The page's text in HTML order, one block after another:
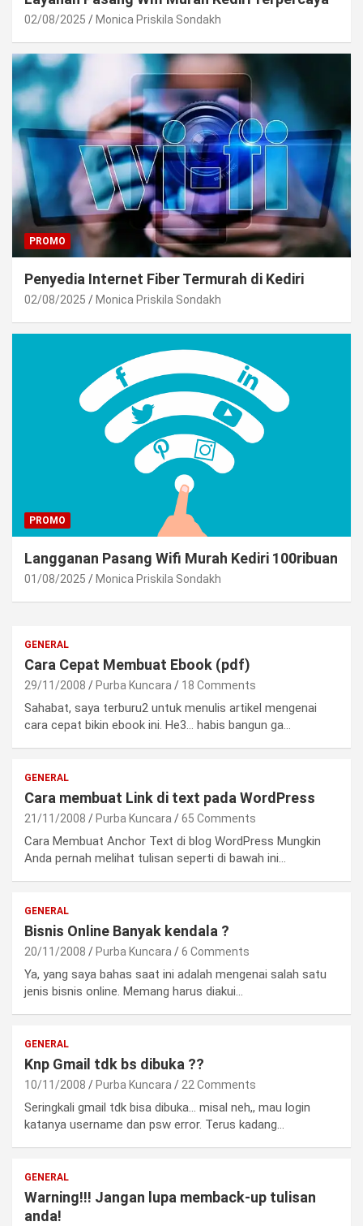
02/08/2025 Monica Priskila Sondakh
PROMO
Penyedia Internet Fiber Termurah di Kediri
02/08/2025 Monica Priskila Sondakh
PROMO
Langganan Pasang Wifi Murah Kediri 100ribuan
01/08/2025 Monica Priskila Sondakh
GENERAL
Cara Cepat Membuat Ebook (pdf)
29/11/2008 Purba Kuncara 18 Comments
Sahabat, saya terburu2 untuk menulis artikel mengenai
cara cepat bikin ebook ini. He3… habis bangun ga…
GENERAL
Cara membuat Link di text pada WordPress
21/11/2008 Purba Kuncara 65 Comments
Cara Membuat Anchor Text di blog WordPress Mungkin
Anda pernah melihat tulisan seperti di bawah ini…
GENERAL
Bisnis Online Banyak kendala ?
20/11/2008 Purba Kuncara 6 Comments
Ya, yang saya bahas saat ini adalah mengenai salah satu
jenis bisnis online. Memang harus diakui…
GENERAL
Knp Gmail tdk bs dibuka ??
10/11/2008 Purba Kuncara 22 Comments
Seringkali gmail tdk bisa dibuka… misal neh,, mau login
katanya username dan psw error. Terus kadang…
GENERAL
Warning!!! Jangan lupa memback-up tulisan
anda!